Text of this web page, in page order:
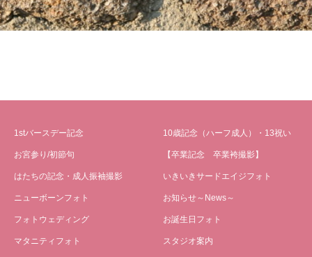
1stバースデー記念
お宮参り/初節句
はたちの記念・成人振袖撮影
ニューボーンフォト
フォトウェディング
マタニティフォト
10歳記念（ハーフ成人）・13祝い
【卒業記念 卒業袴撮影】
いきいきサードエイジフォト
お知らせ～News～
お誕生日フォト
スタジオ案内